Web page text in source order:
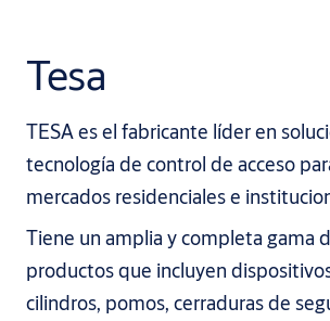
Tesa
TESA es el fabricante líder en
tecnología de control de acceso
mercados residenciales e
Tiene un amplia y completa gama
productos que incluyen
cilindros, pomos, cerraduras de